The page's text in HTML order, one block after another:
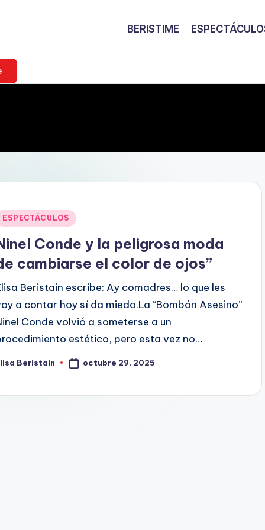
BERISTIME
ESPECTÁCULOS
Conde y la peligrosa moda
cambiarse el color de ojos”
Beristain escribe: Ay comadres… lo que les
a contar hoy sí da miedo.La “Bombón Asesino”
Conde volvió a someterse a un
estético, pero esta vez no…
Beristain octubre 29, 2025